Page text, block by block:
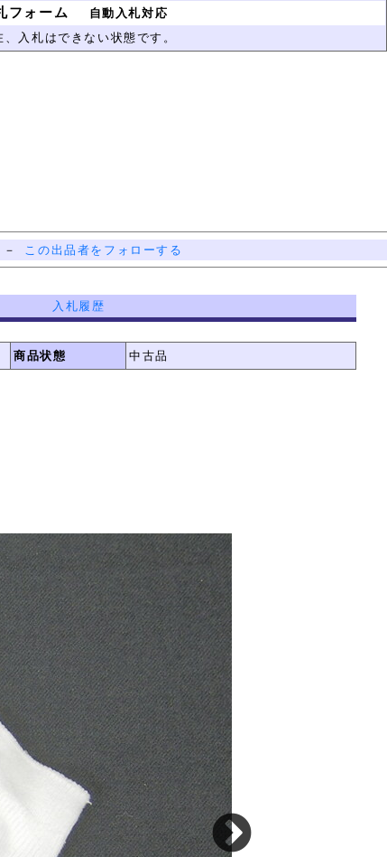
フォーム
自動入札対応
、入札はできない状態です。
－ この出品者をフォローする
入札履歴
商品状態 中古品